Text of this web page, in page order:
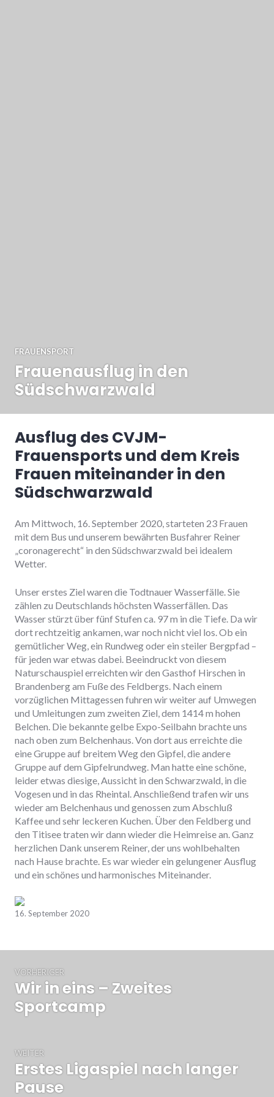
FRAUENSPORT
Frauenausflug in den
Südschwarzwald
Ausflug des CVJM-
Frauensports und dem Kreis
Frauen miteinander in den
Südschwarzwald
Am Mittwoch, 16. September 2020, starteten 23 Frauen
mit dem Bus und unserem bewährten Busfahrer Reiner
„coronagerecht“ in den Südschwarzwald bei idealem
Wetter.
Unser erstes Ziel waren die Todtnauer Wasserfälle. Sie
zählen zu Deutschlands höchsten Wasserfällen. Das
Wasser stürzt über fünf Stufen ca. 97 m in die Tiefe. Da wir
dort rechtzeitig ankamen, war noch nicht viel los. Ob ein
gemütlicher Weg, ein Rundweg oder ein steiler Bergpfad –
für jeden war etwas dabei. Beeindruckt von diesem
Naturschauspiel erreichten wir den Gasthof Hirschen in
Brandenberg am Fuße des Feldbergs. Nach einem
vorzüglichen Mittagessen fuhren wir weiter auf Umwegen
und Umleitungen zum zweiten Ziel, dem 1414 m hohen
Belchen. Die bekannte gelbe Expo-Seilbahn brachte uns
nach oben zum Belchenhaus. Von dort aus erreichte die
eine Gruppe auf breitem Weg den Gipfel, die andere
Gruppe auf dem Gipfelrundweg. Man hatte eine schöne,
leider etwas diesige, Aussicht in den Schwarzwald, in die
Vogesen und in das Rheintal. Anschließend trafen wir uns
wieder am Belchenhaus und genossen zum Abschluß
Kaffee und sehr leckeren Kuchen. Über den Feldberg und
den Titisee traten wir dann wieder die Heimreise an. Ganz
herzlichen Dank unserem Reiner, der uns wohlbehalten
nach Hause brachte. Es war wieder ein gelungener Ausflug
und ein schönes und harmonisches Miteinander.
16. September 2020
Navigation
VORHERIGER
Vorheriger
Beitrag:
Wir in eins – Zweites
Sportcamp
WEITER
Nächster
Beitrag:
Erstes Ligaspiel nach langer
Pause